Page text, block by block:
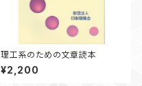
理工系のための文章読本
¥2,200